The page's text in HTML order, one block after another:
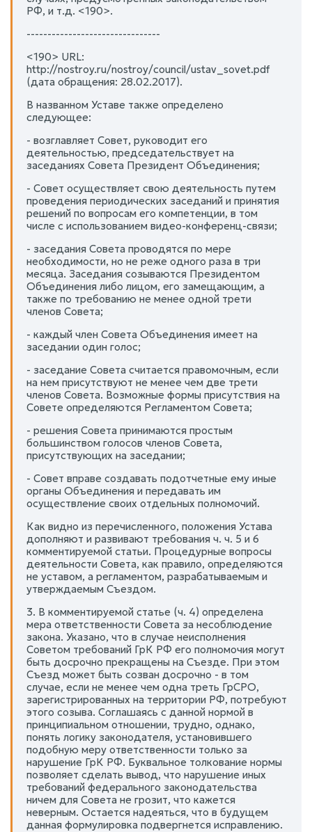
РФ, и т.д. <190>.
--------------------------------
<190> URL:
http://nostroy.ru/nostroy/council/ustav_sovet.pdf
(дата обращения: 28.02.2017).
В названном Уставе также определено
следующее:
- возглавляет Совет, руководит его
деятельностью, председательствует на
заседаниях Совета Президент Объединения;
- Совет осуществляет свою деятельность путем
проведения периодических заседаний и принятия
решений по вопросам его компетенции, в том
числе с использованием видео-конференц-связи;
- заседания Совета проводятся по мере
необходимости, но не реже одного раза в три
месяца. Заседания созываются Президентом
Объединения либо лицом, его замещающим, а
также по требованию не менее одной трети
членов Совета;
- каждый член Совета Объединения имеет на
заседании один голос;
- заседание Совета считается правомочным, если
на нем присутствуют не менее чем две трети
членов Совета. Возможные формы присутствия на
Совете определяются Регламентом Совета;
- решения Совета принимаются простым
большинством голосов членов Совета,
присутствующих на заседании;
- Совет вправе создавать подотчетные ему иные
органы Объединения и передавать им
осуществление своих отдельных полномочий.
Как видно из перечисленного, положения Устава
дополняют и развивают требования ч. ч. 5 и 6
комментируемой статьи. Процедурные вопросы
деятельности Совета, как правило, определяются
не уставом, а регламентом, разрабатываемым и
утверждаемым Съездом.
3. В комментируемой статье (ч. 4) определена
мера ответственности Совета за несоблюдение
закона. Указано, что в случае неисполнения
Советом требований ГрК РФ его полномочия могут
быть досрочно прекращены на Съезде. При этом
Съезд может быть созван досрочно - в том
случае, если не менее чем одна треть ГрСРО,
зарегистрированных на территории РФ, потребуют
этого созыва. Соглашаясь с данной нормой в
принципиальном отношении, трудно, однако,
понять логику законодателя, установившего
подобную меру ответственности только за
нарушение ГрК РФ. Буквальное толкование нормы
позволяет сделать вывод, что нарушение иных
требований федерального законодательства
ничем для Совета не грозит, что кажется
неверным. Остается надеяться, что в будущем
данная формулировка подвергнется исправлению.